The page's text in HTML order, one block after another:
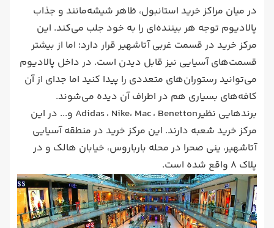
در میان مراکز خرید استانبول، ظاهر شیشه‌مانند و جذاب
پالادیوم توجه هر بیننده‌‌ای را به خود جلب می‌کند. این
مرکز خرید در قسمت غربی آتاشهیر قرار دارد؛ اما از بیشتر
قسمت‌های آسیایی نیز قابل دیدن است. در داخل پالادیوم
می‌توانید رستوران‌های متعددی را پیدا کنید اما جدای از آن
کافه‌های بسیاری هم در اطراف آن دیده می‌شوند.
برندهایی نظیرAdidas ، Nike، Mac ، Benetton و... در این
مرکز خرید شعبه دارند. این مرکز خرید در منطقه آسیایی
آتاشهیر، ینی صحرا در محله بارباروس، خیابان هالک و در
پلاک 8 واقع شده است.